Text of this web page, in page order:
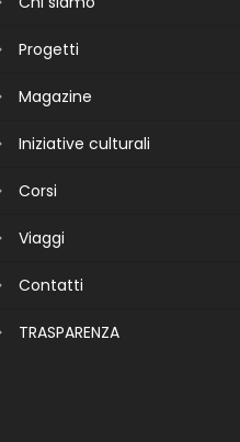
Progetti
Magazine
Iniziative culturali
Corsi
Viaggi
Contatti
TRASPARENZA